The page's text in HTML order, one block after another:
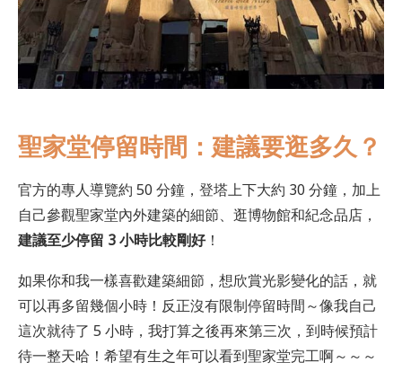
聖家堂停留時間：建議要逛多久？
官方的專人導覽約 50 分鐘，登塔上下大約 30 分鐘，加上
自己參觀聖家堂內外建築的細節、逛博物館和紀念品店，
建議至少停留 3 小時比較剛好！
如果你和我一樣喜歡建築細節，想欣賞光影變化的話，就
可以再多留幾個小時！反正沒有限制停留時間～像我自己
這次就待了 5 小時，我打算之後再來第三次，到時候預計
待一整天哈！希望有生之年可以看到聖家堂完工啊～～～